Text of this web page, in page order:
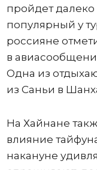
пройдет далеко
популярный у
россияне
в
Одна из
из Саньи в
На Хайнане
влияние
накануне